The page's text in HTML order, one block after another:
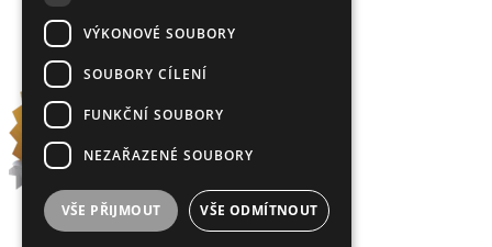
VÝKONOVÉ SOUBORY
SOUBORY CÍLENÍ
FUNKČNÍ SOUBORY
NEZAŘAZENÉ SOUBORY
VŠE PŘIJMOUT VŠE ODMÍTNOUT